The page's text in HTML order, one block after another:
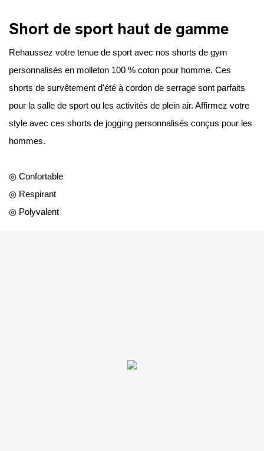
Short de sport haut de gamme
Rehaussez votre tenue de sport avec nos shorts de gym
personnalisés en molleton 100 % coton pour homme. Ces
shorts de survêtement d'été à cordon de serrage sont parfaits
pour la salle de sport ou les activités de plein air. Affirmez votre
style avec ces shorts de jogging personnalisés conçus pour les
hommes.
◎ Confortable
◎ Respirant
◎ Polyvalent